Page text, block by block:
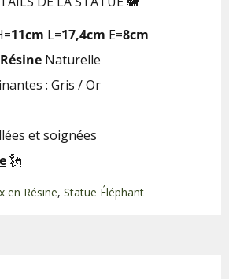
11cm L=17,4cm E=8cm
Résine Naturelle
: Gris / Or
et soignées
🗽
en Résine, Statue Éléphant